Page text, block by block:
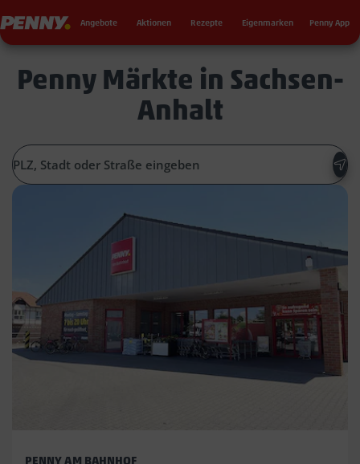
Penny Angebote Aktionen Rezepte Eigenmarken Penny App
Penny Märkte in Sachsen-
Anhalt
PENNY AM BAHNHOF